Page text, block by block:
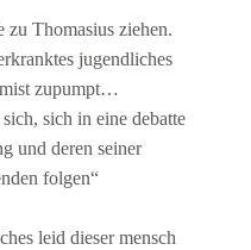
Thomasius ziehen.
jugendliches
zupumpt…
sich in eine debatte
und deren seiner
folgen“
leid dieser mensch